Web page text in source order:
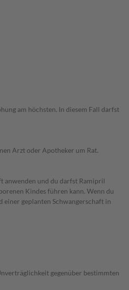
am höchsten. In diesem Fall darfst
Arzt oder Apotheker um Rat.
anwenden und du darfst Ramipril
Kindes führen kann. Wenn du
geplanten Schwangerschaft in
gegenüber bestimmten